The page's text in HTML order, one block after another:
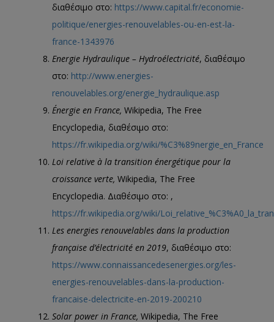
διαθέσιμο στο: https://www.capital.fr/economie-
politique/energies-renouvelables-ou-en-est-la-
france-1343976
Energie Hydraulique – Hydroélectricité, διαθέσιμο
στο: http://www.energies-
renouvelables.org/energie_hydraulique.asp
Énergie en France, Wikipedia, The Free
Encyclopedia, διαθέσιμο στο:
https://fr.wikipedia.org/wiki/%C3%89nergie_en_France
Loi relative à la transition énergétique pour la
croissance verte, Wikipedia, The Free
Encyclopedia. Διαθέσιμο στο: ,
https://fr.wikipedia.org/wiki/
Les energies renouvelables dans la production
française d’électricité en 2019, διαθέσιμο στο:
https://www.connaissancedesenergies.org/les-
energies-renouvelables-dans-la-production-
francaise-delectricite-en-2019-200210
Solar power in France, Wikipedia, The Free